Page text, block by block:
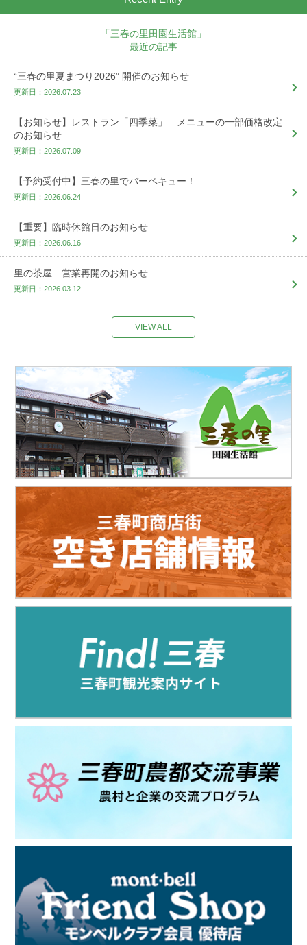
「三春の里田園生活館」
最近の記事
“三春の里夏まつり2026” 開催のお知らせ
更新日：2026.07.23
【お知らせ】レストラン「四季菜」 メニューの一部価格改定
のお知らせ
更新日：2026.07.09
【予約受付中】三春の里でバーベキュー！
更新日：2026.06.24
【重要】臨時休館日のお知らせ
更新日：2026.06.16
里の茶屋 営業再開のお知らせ
更新日：2026.03.12
VIEW ALL